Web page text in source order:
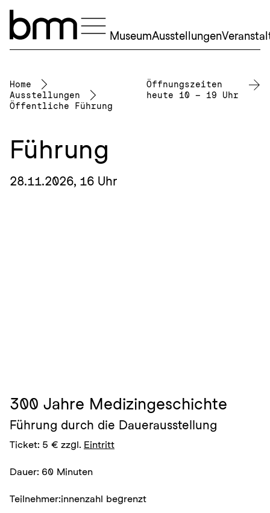
MuseumAusstellungen
Home
Ausstellungen
Öffentliche Führung
Öffnungszeiten
heute 10 – 19 Uhr
Führung
28.11.2026, 16 Uhr
300 Jahre Medizingeschichte
Führung durch die Dauerausstellung
Ticket: 5 € zzgl. Eintritt
Dauer: 60 Minuten
Teilnehmer:innenzahl begrenzt